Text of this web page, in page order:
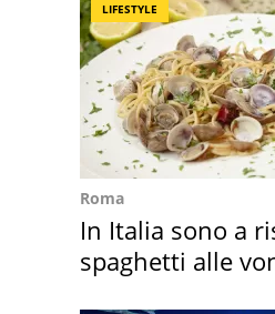
LIFESTYLE
Roma
In Italia sono a
spaghetti alle